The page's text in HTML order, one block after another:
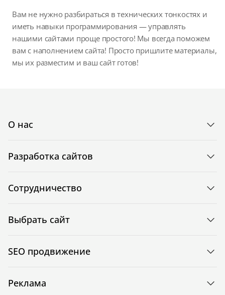
Вам не нужно разбираться в технических тонкостях и
иметь навыки программирования — управлять
нашими сайтами проще простого! Мы всегда поможем
вам с наполнением сайта! Просто пришлите материалы,
мы их разместим и ваш сайт готов!
О нас
Разработка сайтов
Сотрудничество
Выбрать сайт
SEO продвижение
Реклама